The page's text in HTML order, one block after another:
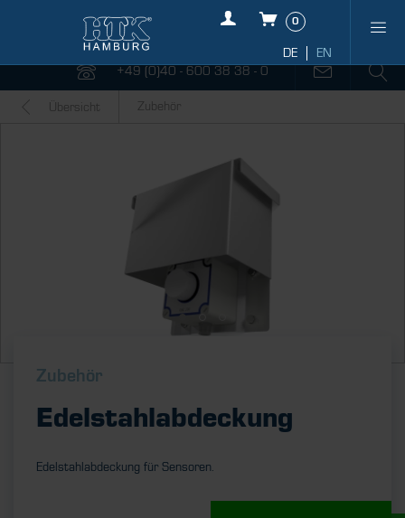
0
+49 (0)40 - 600 38 38 - 0
Übersicht Zubehör
Zubehör
Edelstahlabdeckung
Edelstahlabdeckung für Sensoren.